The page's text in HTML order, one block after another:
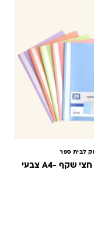
לבית ספר
10 קלסר חצי שקף -A4 צבעי
היה: ₪15.00.